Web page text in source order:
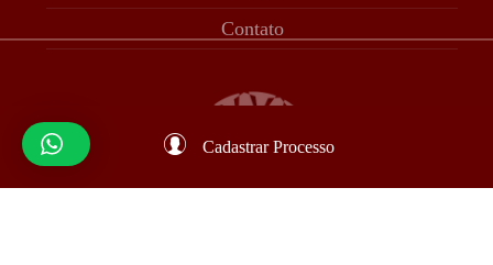
Contato
© 12 CORTE 2023 | Desenvolvido por Adam Tecnologia |
Todos os direitos reservados
Cadastrar Processo